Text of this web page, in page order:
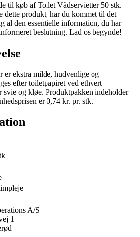
til køb af Toilet Vådservietter 50 stk.
dette produkt, har du kommet til det
al den essentielle information, du har
beslutning. Lad os begynde!
er ekstra milde, hudvenlige og
efter toiletpapiret ved ethvert
svie og kløe. Produktpakken indeholder
er 0,74 kr. pr. stk.
A/S
1